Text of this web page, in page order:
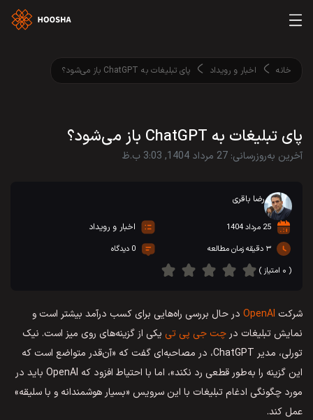
خانه اخبار و رویداد پای تبلیغات به ChatGPT باز می‌شود؟
پای تبلیغات به ChatGPT باز می‌شود؟
آخرین به‌روزرسانی: 27 مرداد 1404, 3:03 ب.ظ
رضا باقری
25 مرداد 1404 اخبار و رویداد
۳ دقیقه زمان مطالعه
0 دیدگاه
( ۰ امتیاز )
شرکت OpenAI در حال بررسی راه‌هایی برای کسب درآمد بیشتر است و
نمایش تبلیغات در چت جی پی تی یکی از گزینه‌های روی میز است. نیک
تورلی، مدیر ChatGPT، در مصاحبه‌ای گفت که «آن‌قدر متواضع است که
این گزینه را به‌طور قطعی رد نکند»، اما با احتیاط افزود که OpenAI باید در
مورد چگونگی ادغام تبلیغات با این سرویس «بسیار هوشمندانه و با سلیقه»
عمل کند.